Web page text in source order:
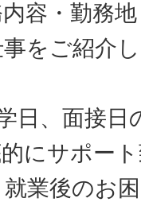
容・勤務
をご紹介
日、面接日
にサポー
業後のお